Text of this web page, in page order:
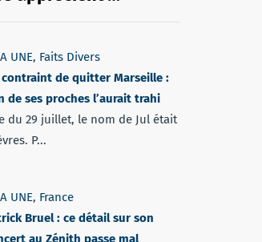
UNE, Faits Divers
contraint de quitter Marseille :
de ses proches l’aurait trahi
du 29 juillet, le nom de Jul était
P...
UNE, France
Bruel : ce détail sur son
au Zénith passe mal